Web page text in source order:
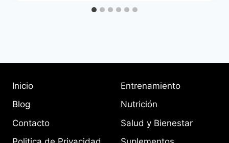
Inicio
Blog
Contacto
Entrenamiento
Nutrición
Salud y Bienestar